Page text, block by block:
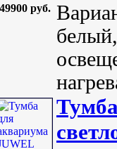
49900 руб.